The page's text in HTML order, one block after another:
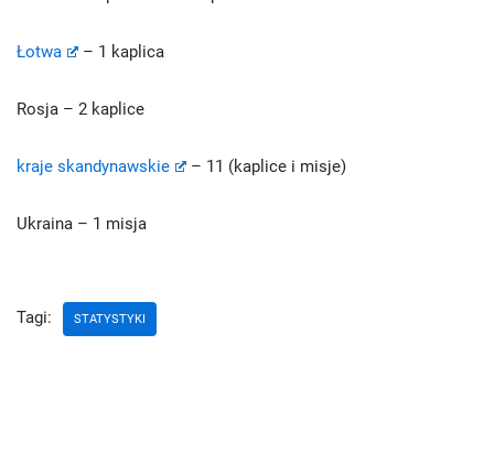
Łotwa – 1 kaplica
Rosja – 2 kaplice
kraje skandynawskie – 11 (kaplice i misje)
Ukraina – 1 misja
Tagi: STATYSTYKI